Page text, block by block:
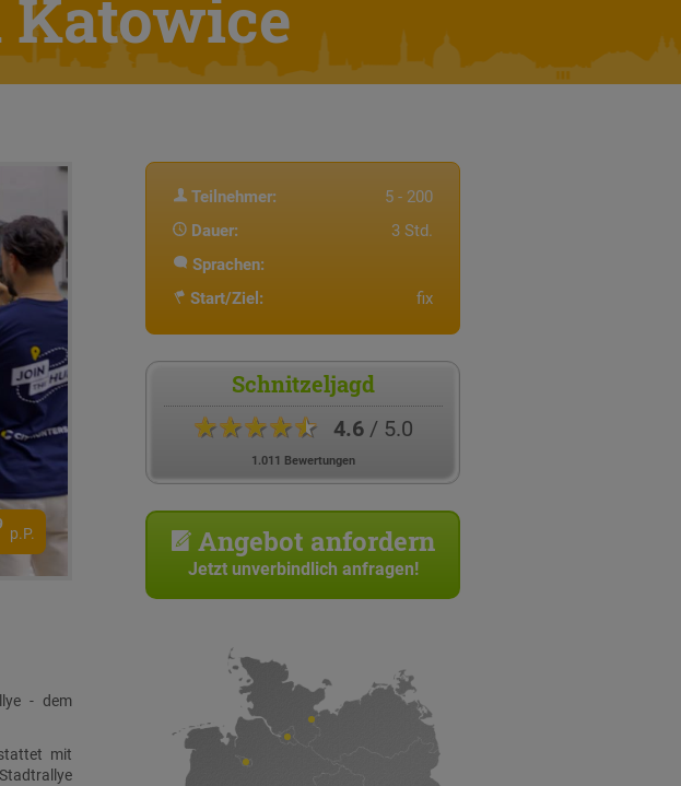
p.P.
- dem
mit
Teilnehmer:
5 - 200
Dauer:
3 Std.
Sprachen:
Start/Ziel:
fix
Schnitzeljagd
★★★★★ 4.6/ 5.0
1.011 Bewertungen
Angebot anfordern
Jetzt unverbindlich anfragen!